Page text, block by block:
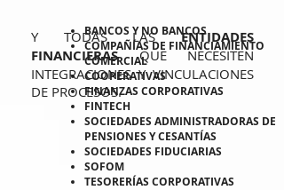
BANCOS Y NO BANCOS
COMPAÑÍAS DE FINANCIAMIENTO
COMERCIAL
COOPERATIVAS
FINANZAS CORPORATIVAS
FINTECH
SOCIEDADES ADMINISTRADORAS DE
PENSIONES Y CESANTÍAS
SOCIEDADES FIDUCIARIAS
SOFOM
TESORERÍAS CORPORATIVAS
Y TODAS LASENTIDADES
FINANCIERASQUE NECESITEN
INTEGRACIONES Y VINCULACIONES
DE PROCESOS.